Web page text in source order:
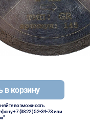
в корзину
возможность
+7 (3822) 52-34-73или